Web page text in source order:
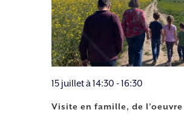
Visite en famille, de l’oeuvre
15 juillet à 14:30 -16:30